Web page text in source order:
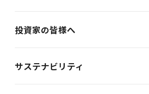
投資家の皆様へ
サステナビリティ